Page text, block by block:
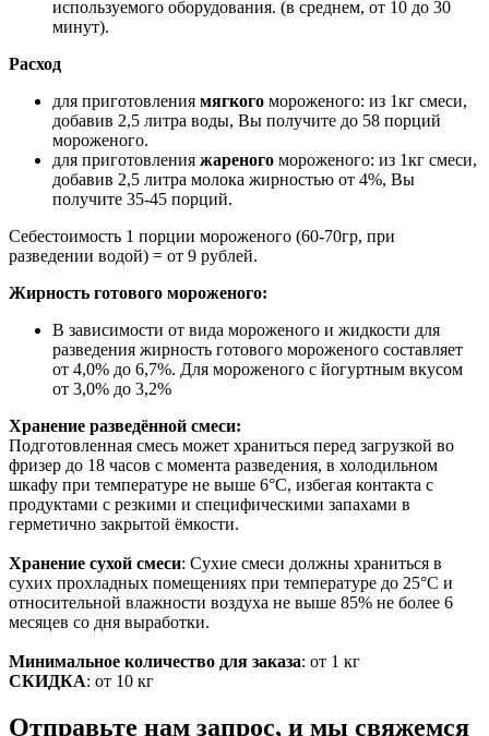
используемого оборудования. (в среднем, от 10 до 30
минут).
Расход
для приготовления мягкого мороженого: из 1кг смеси,
добавив 2,5 литра воды, Вы получите до 58 порций
мороженого.
для приготовления жареного мороженого: из 1кг смеси,
добавив 2,5 литра молока жирностью от 4%, Вы
получите 35-45 порций.
Себестоимость 1 порции мороженого (60-70гр, при
разведении водой) = от 9 рублей.
Жирность готового мороженого:
В зависимости от вида мороженого и жидкости для
разведения жирность готового мороженого составляет
от 4,0% до 6,7%. Для мороженого с йогуртным вкусом
от 3,0% до 3,2%
Хранение разведённой смеси:
Подготовленная смесь может храниться перед загрузкой во
фризер до 18 часов с момента разведения, в холодильном
шкафу при температуре не выше 6°С, избегая контакта с
продуктами с резкими и специфическими запахами в
герметично закрытой ёмкости.
Хранение сухой смеси: Сухие смеси должны храниться в
сухих прохладных помещениях при температуре до 25°С и
относительной влажности воздуха не выше 85% не более 6
месяцев со дня выработки.
Минимальное количество для заказа: от 1 кг
СКИДКА: от 10 кг
Отправьте нам запрос, и мы свяжемся